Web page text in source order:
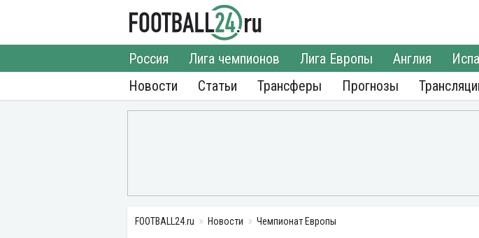
Новости
Россия Лига чемпионов Лига Европы Англия
Статьи
Трансферы Прогнозы
FOOTBALL24.ru Новости Чемпионат Европы